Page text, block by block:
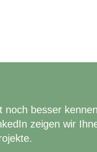
noch besser
zeigen wir